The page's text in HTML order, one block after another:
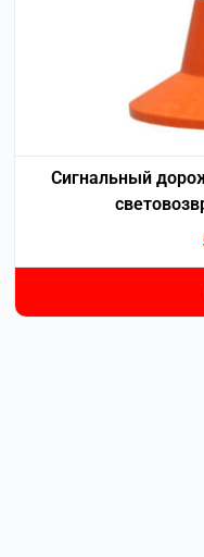
Сигнальный